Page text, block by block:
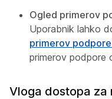
Ogled primerov
Uporabnik lahko
primerov
primerov podpore
Vloga dostopa za